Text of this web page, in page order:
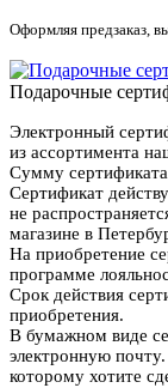
Оформляя предзаказ,
Подарочные
Электронный
из ассортимента
Сумму
Сертификат
не
магазине в
На приобретение
программе
Срок действия
приобретения.
В бумажном виде
электронную
которому хотите